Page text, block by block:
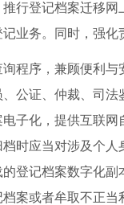
行登记档案迁移
业务。同时，强化
询程序，兼顾便利
公证、仲裁、司
子化，提供互联
时应当对涉及个
登记档案数字化
案或者牟取不正